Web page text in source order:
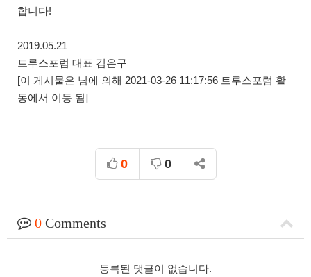
합니다!
2019.05.21
트루스포럼 대표 김은구
[이 게시물은 님에 의해 2021-03-26 11:17:56 트루스포럼 활
동에서 이동 됨]
0 0
0 Comments
등록된 댓글이 없습니다.